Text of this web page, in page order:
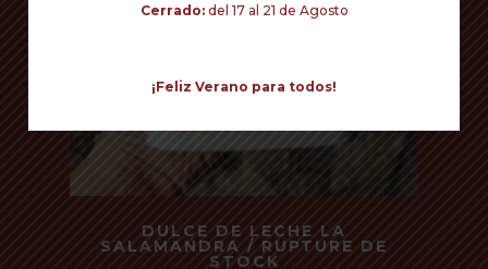
DULCE DE LECHE LA
SALAMANDRA / RUPTURE DE
STOCK
Cerrado: del 17 al 21 de Agosto
¡Feliz Verano para todos!